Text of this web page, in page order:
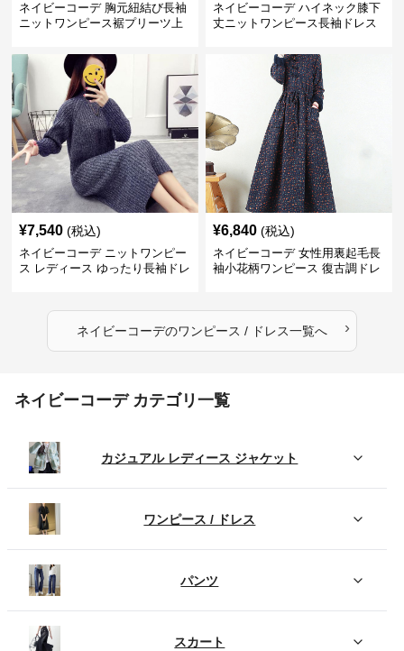
ネイビーコーデ 胸元紐結び長袖
ニットワンピース裾プリーツ上
ネイビーコーデ ハイネック膝下
丈ニットワンピース長袖ドレス
¥7,540 (税込)
ネイビーコーデ ニットワンピー
ス レディース ゆったり長袖ドレ
¥6,840 (税込)
ネイビーコーデ 女性用裏起毛長
袖小花柄ワンピース 復古調ドレ
ネイビーコーデのワンピース / ドレス一覧へ ›
ネイビーコーデ カテゴリ一覧
カジュアル レディース ジャケット
ワンピース / ドレス
パンツ
スカート